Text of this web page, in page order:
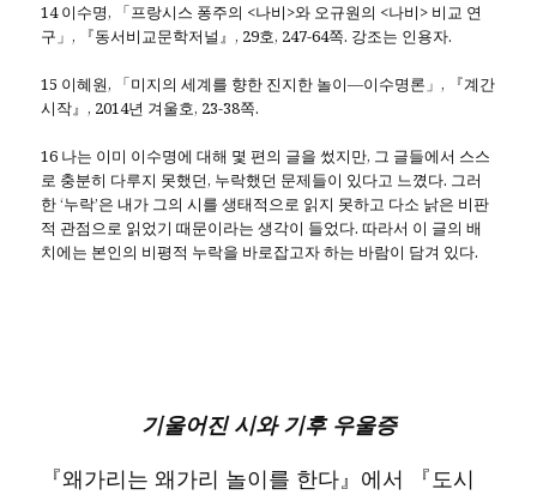
14 이수명, 「프랑시스 퐁주의 <나비>와 오규원의 <나비> 비교 연
구」, 『동서비교문학저널』, 29호, 247-64쪽. 강조는 인용자.
15 이혜원, 「미지의 세계를 향한 진지한 놀이―이수명론」, 『계간
시작』, 2014년 겨울호, 23-38쪽.
16 나는 이미 이수명에 대해 몇 편의 글을 썼지만, 그 글들에서 스스
로 충분히 다루지 못했던, 누락했던 문제들이 있다고 느꼈다. 그러
한 ‘누락’은 내가 그의 시를 생태적으로 읽지 못하고 다소 낡은 비판
적 관점으로 읽었기 때문이라는 생각이 들었다. 따라서 이 글의 배
치에는 본인의 비평적 누락을 바로잡고자 하는 바람이 담겨 있다.
기울어진 시와 기후 우울증
『왜가리는 왜가리 놀이를 한다』에서 『도시